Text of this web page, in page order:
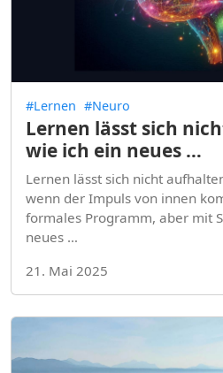
#Lernen #Neuro
Lernen lässt sich
wie ich ein neues …
Lernen lässt sich nicht
wenn der Impuls von innen
formales Programm, aber mit
neues …
21. Mai 2025